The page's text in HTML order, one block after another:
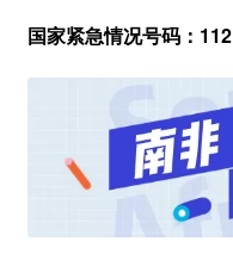
国家紧急情况号码：112